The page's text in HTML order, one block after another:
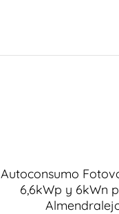
Autoconsumo
6,6kWp y 6kWn